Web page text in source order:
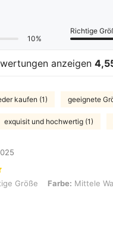
10%
Richtige
anzeigen
kaufen (1) geeignete
exquisit und hochwertig (1)
Größe, Farbe: Mittele Waschung,
Größe Farbe: Mittele